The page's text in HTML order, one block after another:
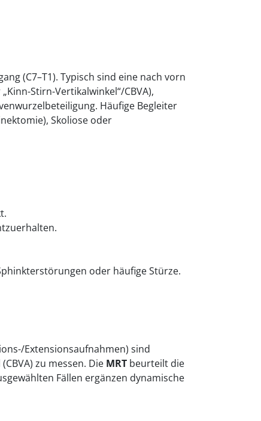
(C7–T1). Typisch sind eine nach vorn
Stirn-Vertikalwinkel“/CBVA),
Häufige Begleiter
Skoliose oder
oder häufige Stürze.
Extensionsaufnahmen) sind
zu messen. Die MRT beurteilt die
Fällen ergänzen dynamische